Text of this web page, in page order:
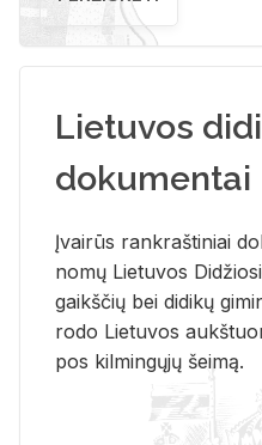
Lietuvos
dokumentai
Įvai­rūs rank­raš­ti­niai
no­mų Lie­tu­vos
gaikš­čių bei di­di­kų
ro­do Lie­tu­vos
pos kil­min­gų­jų šei­mą.